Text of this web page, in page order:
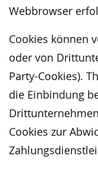
Webbrowser
Cookies können
oder von
Party-Cookies).
die Einbindung
Cookies zur